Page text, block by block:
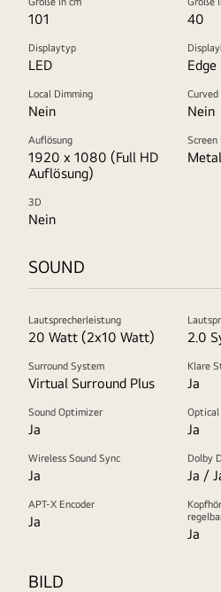
101 40
Displaytyp
LED Edge
Local Dimming
Nein Nein
Auflösung
1920 x 1080 (Full HD
Auflösung)
Screen
3D
Nein
SOUND
Lautsprecherleistung
20 Watt (2x10 Watt) 2.0
Surround System
Virtual Surround Plus
Klare
Ja
Sound Optimizer
Ja
Optical
Ja
Wireless Sound Sync
Ja
Dolby
Ja /
APT-X Encoder
Ja
Ja
BILD